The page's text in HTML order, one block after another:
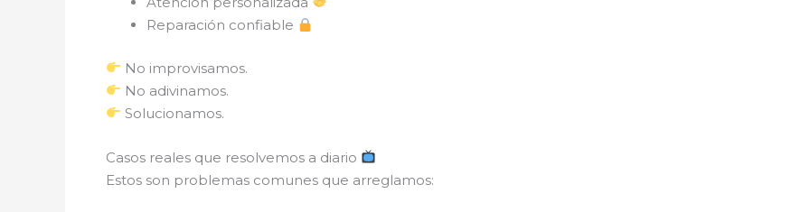
Reparación confiable
No improvisamos.
No adivinamos.
Solucionamos.
Casos reales que resolvemos a diario
Estos son problemas comunes que arreglamos: